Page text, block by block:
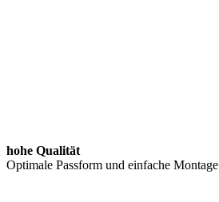
hohe Qualität
Optimale Passform und einfache Montage